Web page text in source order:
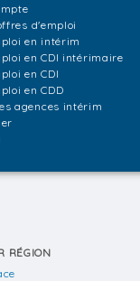
d'emploi
en intérim
en CDI intérimaire
en CDI
en CDD
agences intérim
RÉGION